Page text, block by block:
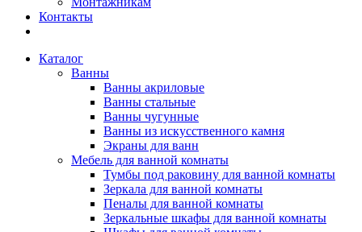
Контакты
Каталог
Ванны
Ванны акриловые
Ванны стальные
Ванны чугунные
Ванны из искусственного камня
Экраны для ванн
Мебель для ванной комнаты
Тумбы под раковину для ванной комнаты
Зеркала для ванной комнаты
Пеналы для ванной комнаты
Зеркальные шкафы для ванной комнаты